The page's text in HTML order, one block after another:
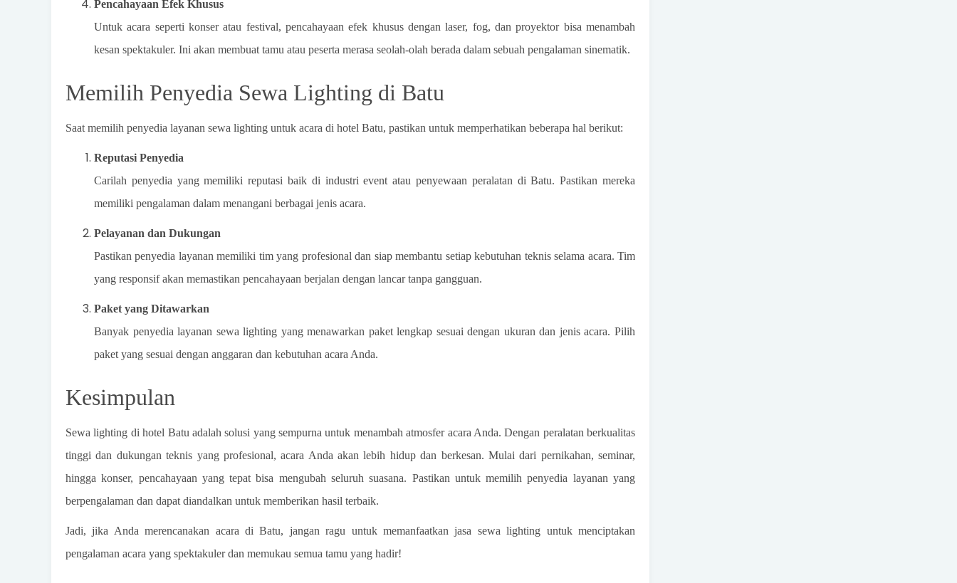
Pencahayaan Efek Khusus
Untuk acara seperti konser atau festival, pencahayaan efek khusus dengan laser, fog, dan proyektor bisa menambah
kesan spektakuler. Ini akan membuat tamu atau peserta merasa seolah-olah berada dalam sebuah pengalaman sinematik.
Memilih Penyedia Sewa Lighting di Batu
Saat memilih penyedia layanan sewa lighting untuk acara di hotel Batu, pastikan untuk memperhatikan beberapa hal berikut:
Reputasi Penyedia
Carilah penyedia yang memiliki reputasi baik di industri event atau penyewaan peralatan di Batu. Pastikan mereka
memiliki pengalaman dalam menangani berbagai jenis acara.
Pelayanan dan Dukungan
Pastikan penyedia layanan memiliki tim yang profesional dan siap membantu setiap kebutuhan teknis selama acara. Tim
yang responsif akan memastikan pencahayaan berjalan dengan lancar tanpa gangguan.
Paket yang Ditawarkan
Banyak penyedia layanan sewa lighting yang menawarkan paket lengkap sesuai dengan ukuran dan jenis acara. Pilih
paket yang sesuai dengan anggaran dan kebutuhan acara Anda.
Kesimpulan
Sewa lighting di hotel Batu adalah solusi yang sempurna untuk menambah atmosfer acara Anda. Dengan peralatan berkualitas
tinggi dan dukungan teknis yang profesional, acara Anda akan lebih hidup dan berkesan. Mulai dari pernikahan, seminar,
hingga konser, pencahayaan yang tepat bisa mengubah seluruh suasana. Pastikan untuk memilih penyedia layanan yang
berpengalaman dan dapat diandalkan untuk memberikan hasil terbaik.
Jadi, jika Anda merencanakan acara di Batu, jangan ragu untuk memanfaatkan jasa sewa lighting untuk menciptakan
pengalaman acara yang spektakuler dan memukau semua tamu yang hadir!